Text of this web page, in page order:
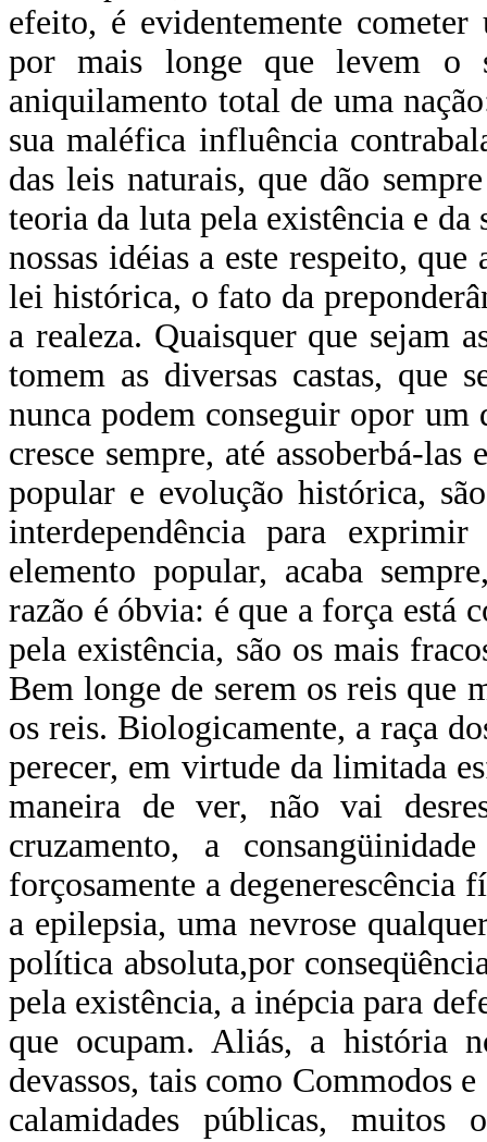
efeito, é evidentemente
por mais longe que levem o
aniquilamento total de uma
sua maléfica influência
das leis naturais, que dão
teoria da luta pela existência e
nossas idéias a este respeito,
lei histórica, o fato da
a realeza. Quaisquer que sejam
tomem as diversas castas, que
nunca podem conseguir opor um
cresce sempre, até assoberbá-
popular e evolução histórica,
interdependência para
elemento popular, acaba
razão é óbvia: é que a força está
pela existência, são os mais
Bem longe de serem os reis que
os reis. Biologicamente, a raça
perecer, em virtude da limitada
maneira de ver, não vai
cruzamento, a
forçosamente a degenerescência
a epilepsia, uma nevrose
política absoluta,por
pela existência, a inépcia para
que ocupam. Aliás, a história
devassos, tais como Commodos
calamidades públicas, muitos